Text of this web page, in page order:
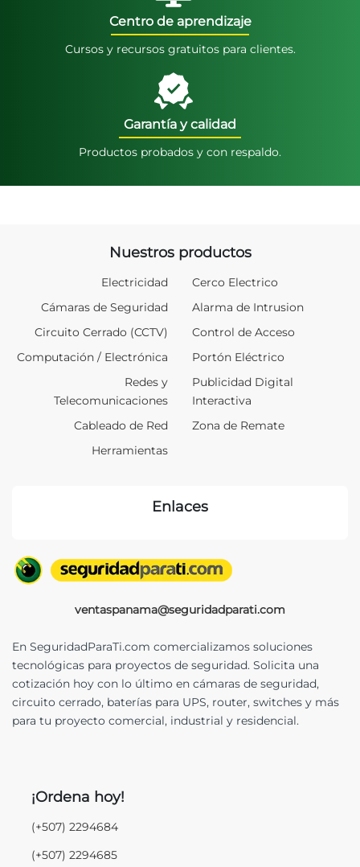
Centro de aprendizaje
Cursos y recursos gratuitos para clientes.
Garantía y calidad
Productos probados y con respaldo.
ventaspanama@seguridadparati.com
En SeguridadParaTi.com comercializamos soluciones
tecnológicas para proyectos de seguridad. Solicita una
cotización hoy con lo último en cámaras de seguridad,
circuito cerrado, baterías para UPS, router, switches y más
para tu proyecto comercial, industrial y residencial.
¡Ordena hoy!
(+507) 2294684
(+507) 2294685
Nuestros productos
Electricidad
Cámaras de Seguridad
Circuito Cerrado (CCTV)
Computación / Electrónica
Redes y
Telecomunicaciones
Cableado de Red
Herramientas
Cerco Electrico
Alarma de Intrusion
Control de Acceso
Portón Eléctrico
Publicidad Digital
Interactiva
Zona de Remate
Enlaces